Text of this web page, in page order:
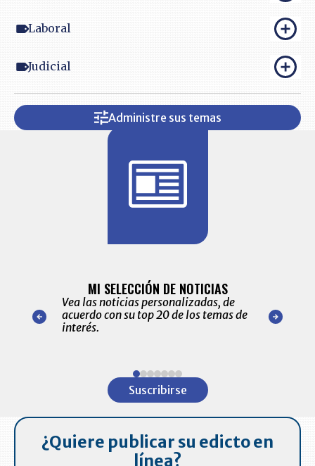
Laboral
Judicial
Administre sus temas
nuestro
para
MI SELECCIÓN DE NOTICIAS
Vea las noticias personalizadas, de
acuerdo con su top 20 de los temas de
interés.
de las
Suscribirse
¿Quiere publicar su edicto en
línea?